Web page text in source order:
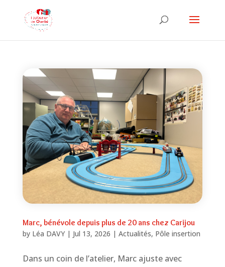
Marc, bénévole depuis plus de 20 ans chez Carijou
by Léa DAVY| Jul 13, 2026 | Actualités, Pôle insertion
Dans un coin de l’atelier, Marc ajuste avec